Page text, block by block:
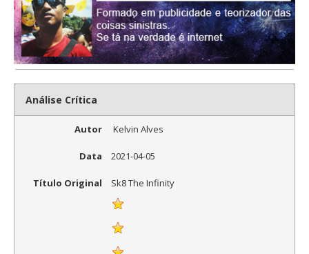
Análise Crítica
Autor Kelvin Alves
Data 2021-04-05
Título Original Sk8 The Infinity